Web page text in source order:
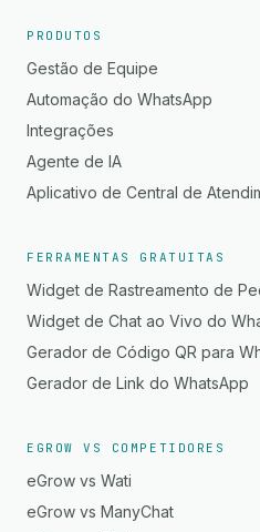
PRODUTOS
Gestão de Equipe
Automação do WhatsApp
Integrações
Agente de IA
Aplicativo de Central de
FERRAMENTAS GRATUITAS
Widget de Rastreamento de
Widget de Chat ao Vivo do
Gerador de Código QR para
Gerador de Link do WhatsApp
EGROW VS COMPETIDORES
eGrow vs Wati
eGrow vs ManyChat